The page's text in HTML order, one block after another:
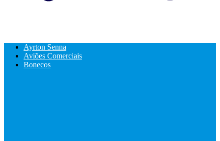
Ayrton Senna
Aviões Comerciais
Bonecos